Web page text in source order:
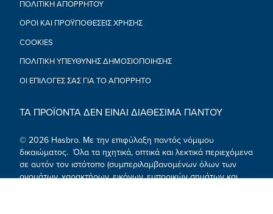
ΠΟΛΙΤΙΚΉ ΑΠΟΡΡΉΤΟΥ
ΟΡΟΙ ΚΑΙ ΠΡΟΫΠΟΘΕΣΕΙΣ ΧΡΗΣΗΣ
COOKIES
ΠΟΛΙΤΙΚΉ ΥΠΕΎΘΥΝΗΣ ΔΗΜΟΣΙΟΠΟΊΗΣΗΣ
ΟΙ ΕΠΙΛΟΓΈΣ ΣΑΣ ΓΙΑ ΤΟ ΑΠΌΡΡΗΤΟ
ΤΑ ΠΡΟΪΟΝΤΑ ΔΕΝ ΕΙΝΑΙ ΔΙΑΘΕΣΙΜΑ ΠΑΝΤΟΥ
© 2026 Hasbro. Με την επιφύλαξη παντός νόμιμου
δικαιώματος. Όλα τα ηχητικά, οπτικά και λεκτικά περιεχόμενα
σε αυτόν τον ιστότοπο (συμπεριλαμβανομένων όλων των
ονομάτων, χαρακτήρων, εικόνων, εμπορικών σημάτων και